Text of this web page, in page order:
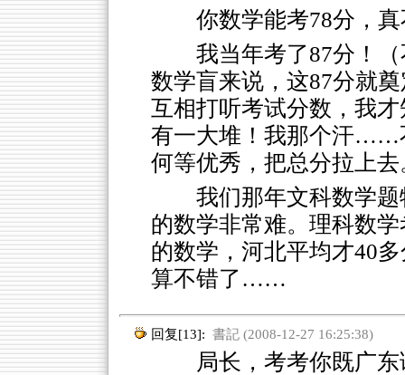
你数学能考78分，
我当年考了87分！
数学盲来说，这87分就
互相打听考试分数，我
有一大堆！我那个汗……
何等优秀，把总分拉上去
我们那年文科数学
的数学非常难。理科数
的数学，河北平均才40
算不错了……
回复[13]: 書記 (2008-12-27 16:25:38)
局长，考考你既广东